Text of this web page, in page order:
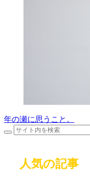
年の瀬に思うこと。
人気の記事